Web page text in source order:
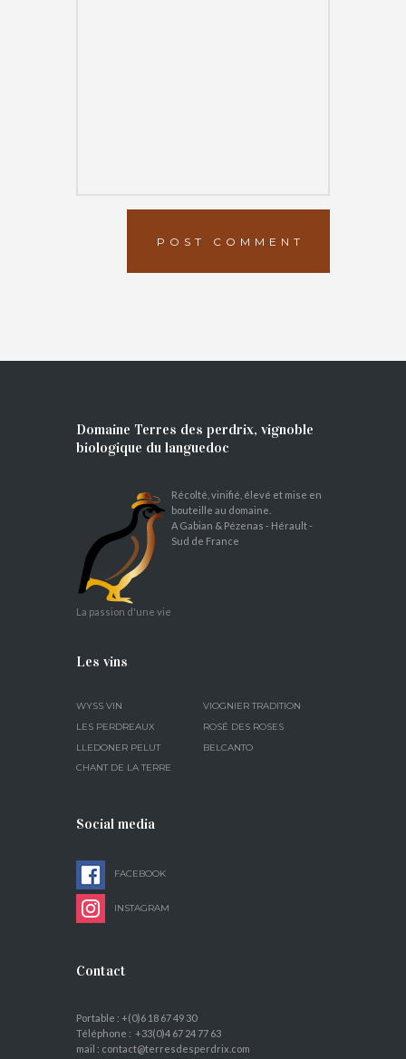
Domaine Terres des perdrix, vignoble
biologique du languedoc
La passion d'une vie
Récolté, vinifié, élevé et mise en
bouteille au domaine.
A Gabian & Pézenas - Hérault -
Sud de France
Les vins
WYSS VIN
VIOGNIER TRADITION
LES PERDREAUX
ROSÉ DES ROSES
LLEDONER PELUT
BELCANTO
CHANT DE LA TERRE
Social media
FACEBOOK
INSTAGRAM
Contact
Portable : +(0)6 18 67 49 30
Téléphone : +33(0)4 67 24 77 63
mail : contact@terresdesperdrix.com